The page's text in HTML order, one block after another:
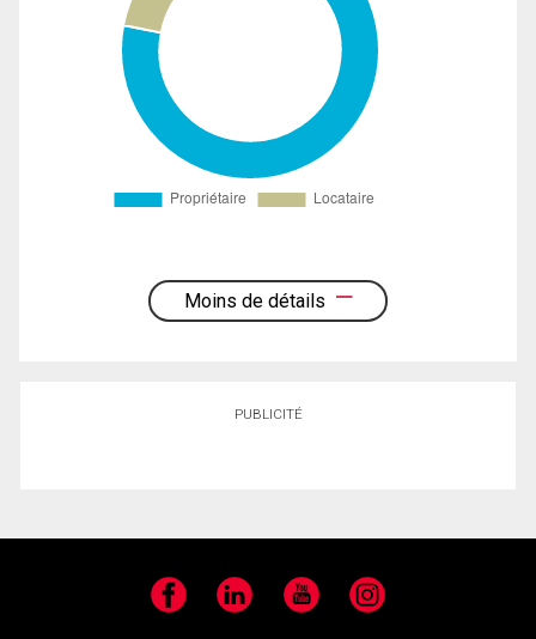
Moins de détails
PUBLICITÉ
Facebook LinkedIn YouTube Instagram